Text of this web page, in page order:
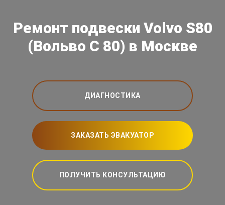
Ремонт подвески Volvo S80
(Вольво С 80) в Москве
ДИАГНОСТИКА
ЗАКАЗАТЬ ЭВАКУАТОР
ПОЛУЧИТЬ КОНСУЛЬТАЦИЮ